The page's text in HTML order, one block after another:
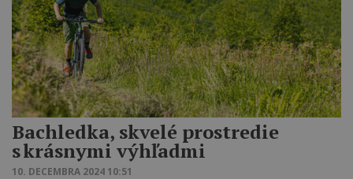
Bachledka, skvelé prostredie
s krásnymi výhľadmi
10. DECEMBRA 2024 10:51